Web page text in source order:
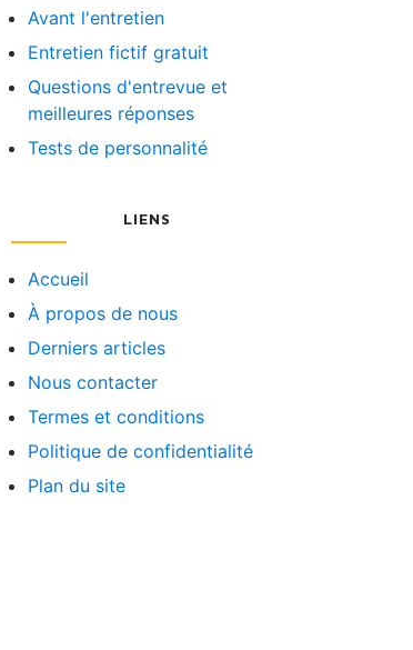
Avant l'entretien
Entretien fictif gratuit
Questions d'entrevue et
meilleures réponses
Tests de personnalité
LIENS
Accueil
À propos de nous
Derniers articles
Nous contacter
Termes et conditions
Politique de confidentialité
Plan du site